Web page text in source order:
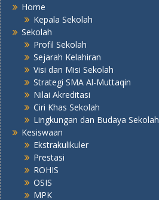
Home
Kepala Sekolah
Sekolah
Profil Sekolah
Sejarah Kelahiran
Visi dan Misi Sekolah
Strategi SMA Al-Muttaqin
Nilai Akreditasi
Ciri Khas Sekolah
Lingkungan dan Budaya Sekolah
Kesiswaan
Ekstrakulikuler
Prestasi
ROHIS
OSIS
MPK